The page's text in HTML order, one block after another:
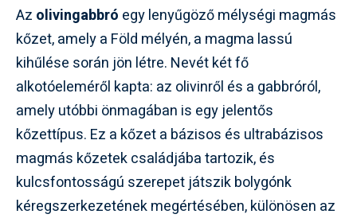
Az olivingabbró egy lenyűgöző mélységi magmás
kőzet, amely a Föld mélyén, a magma lassú
kihűlése során jön létre. Nevét két fő
alkotóeleméről kapta: az olivinről és a gabbróról,
amely utóbbi önmagában is egy jelentős
kőzettípus. Ez a kőzet a bázisos és ultrabázisos
magmás kőzetek családjába tartozik, és
kulcsfontosságú szerepet játszik bolygónk
kéregszerkezetének megértésében, különösen az